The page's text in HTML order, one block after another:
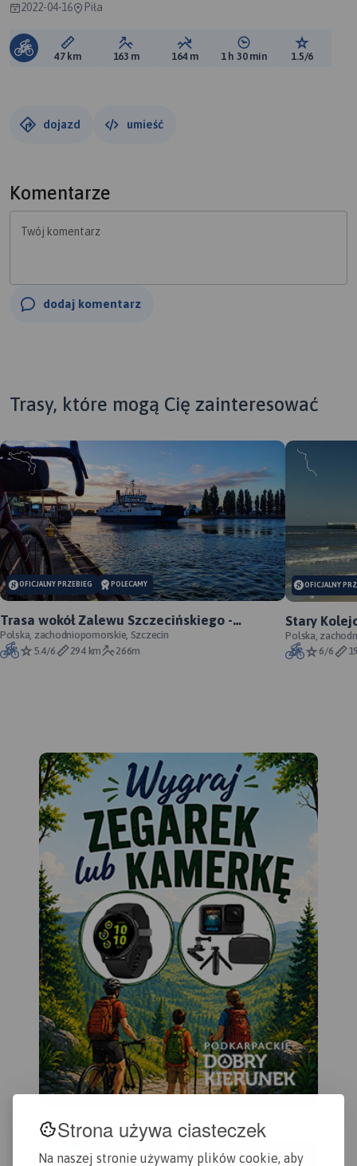
Strona używa ciasteczek
Na naszej stronie używamy plików cookie, aby
2022-04-16 Piła
Długość trasy:
47 km Suma przewyższeń:
163 m Suma spadków:
164 m Średni czas potrzebny
1 h 30 min Ocena
1.5/6
dojazd umieść
Komentarze
Twój komentarz
dodaj komentarz
Trasy, które mogą Cię zainteresować
OFICJALNY PRZEBIEG POLECAMY
Trasa wokół Zalewu Szczecińskiego -
oficjalny przebieg szlaku
Polska, zachodniopomorskie, Szczecin
5.4/6
294 km 266m
OFICJALNY
Stary
szlaku
Polska,
6/6